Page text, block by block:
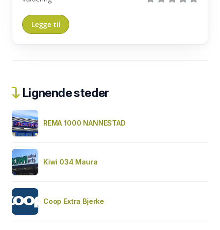
Lignende steder
REMA 1000 NANNESTAD
Kiwi 034 Maura
Coop Extra Bjerke